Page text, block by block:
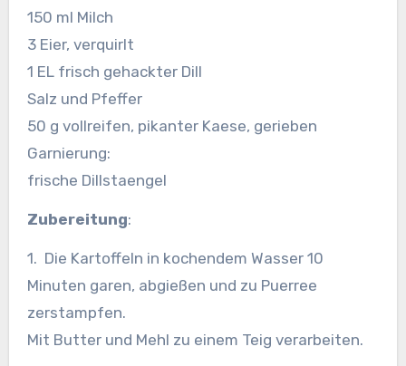
150 ml Milch
3 Eier, verquirlt
1 EL frisch gehackter Dill
Salz und Pfeffer
50 g vollreifen, pikanter Kaese, gerieben
Garnierung:
frische Dillstaengel
Zubereitung:
1. Die Kartoffeln in kochendem Wasser 10
Minuten garen, abgießen und zu Puerree
zerstampfen.
Mit Butter und Mehl zu einem Teig verarbeiten.